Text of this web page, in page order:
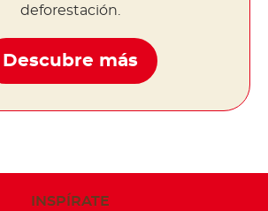
deforestación.
Descubre más
INSPÍRATE